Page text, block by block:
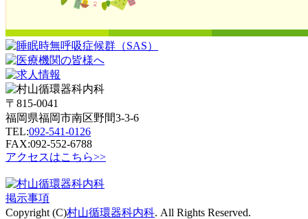
〒815-0041
福岡県福岡市南区野間3-3-6
TEL:092-541-0126
FAX:092-552-6788
アクセスはこちら>>
掲示事項
Copyright (C)村山循環器科内科. All Rights Reserved.